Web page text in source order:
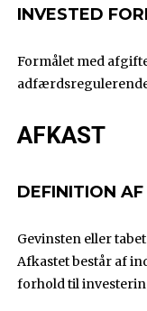
INVESTED
Formålet med
AFKAST
DEFINITION
Gevinsten eller
Afkastet består af
forhold til